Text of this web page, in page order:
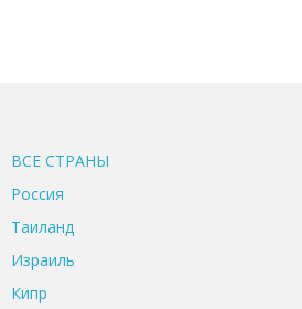
ВСЕ CТРАНЫ
Россия
Таиланд
Израиль
Кипр